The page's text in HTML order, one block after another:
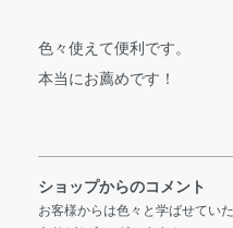
色々使えて便利です。
本当にお薦めです！
ショップからのコメント
お客様からは色々と学ばせてい